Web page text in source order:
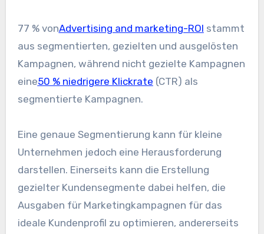
77 % vonAdvertising and marketing-ROI stammt
aus segmentierten, gezielten und ausgelösten
Kampagnen, während nicht gezielte Kampagnen
eine50 % niedrigere Klickrate (CTR) als
segmentierte Kampagnen.
Eine genaue Segmentierung kann für kleine
Unternehmen jedoch eine Herausforderung
darstellen. Einerseits kann die Erstellung
gezielter Kundensegmente dabei helfen, die
Ausgaben für Marketingkampagnen für das
ideale Kundenprofil zu optimieren, andererseits